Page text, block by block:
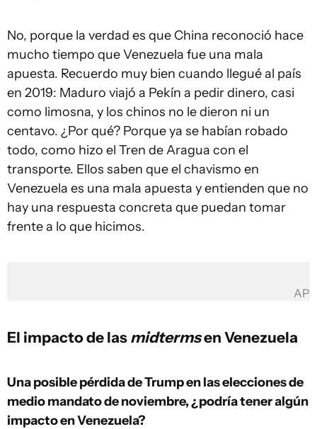
No, porque la verdad es que China reconoció hace
mucho tiempo que Venezuela fue una mala
apuesta. Recuerdo muy bien cuando llegué al país
en 2019: Maduro viajó a Pekín a pedir dinero, casi
como limosna, y los chinos no le dieron ni un
centavo. ¿Por qué? Porque ya se habían robado
todo, como hizo el Tren de Aragua con el
transporte. Ellos saben que el chavismo en
Venezuela es una mala apuesta y entienden que no
hay una respuesta concreta que puedan tomar
frente a lo que hicimos.
AP
El impacto de lasmidtermsen Venezuela
Una posible pérdida de Trump en las elecciones de
medio mandato de noviembre, ¿podría tener algún
impacto en Venezuela?